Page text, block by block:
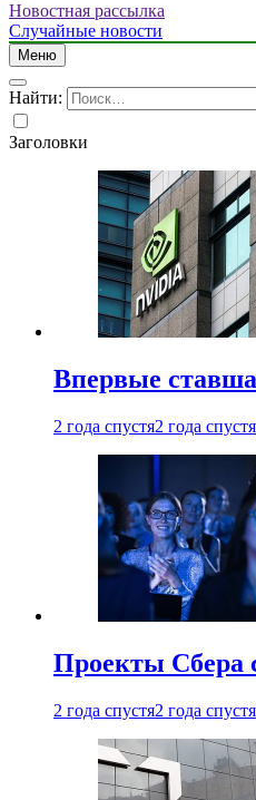
Новостная рассылка
Случайные новости
Меню
Найти:
Заголовки
Впервые
2 года спустя2 года спустя
Проекты Сбера
2 года спустя2 года спустя